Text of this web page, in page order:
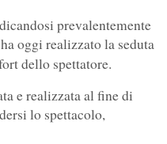
prevalentemente
oggi realizzato la seduta
dello spettatore.
e realizzata al fine di
lo spettacolo,